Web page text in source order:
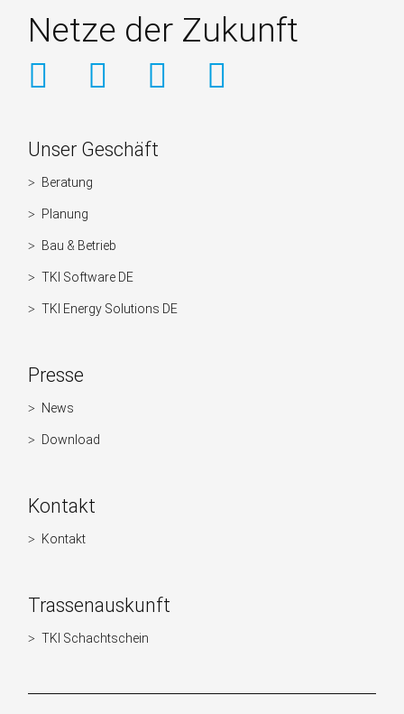
Netze der Zukunft
Weitere
Informationen
Unser Geschäft
Navigation
überspringen
Beratung
Planung
Bau & Betrieb
TKI Software DE
TKI Energy Solutions DE
Presse
Navigation
überspringen
News
Download
Kontakt
Navigation
Kontakt
Trassenauskunft
Navigation
TKI Schachtschein